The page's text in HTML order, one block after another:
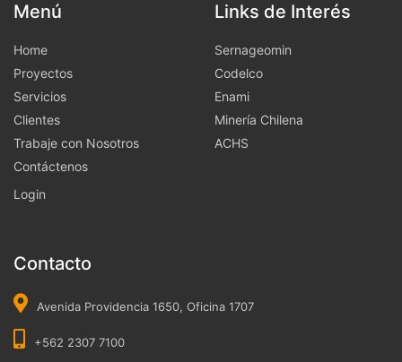
Menú
Home
Proyectos
Servicios
Clientes
Trabaje con Nosotros
Contáctenos
Login
Links de Interés
Sernageomin
Codelco
Enami
Minería Chilena
ACHS
Contacto
Avenida Providencia 1650, Oficina 1707
+562 2307 7100